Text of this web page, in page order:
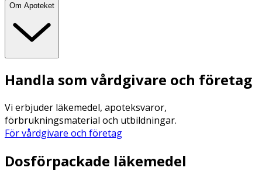
Om Apoteket
Handla som vårdgivare och företag
Vi erbjuder läkemedel, apoteksvaror,
förbrukningsmaterial och utbildningar.
För vårdgivare och företag
Dosförpackade läkemedel